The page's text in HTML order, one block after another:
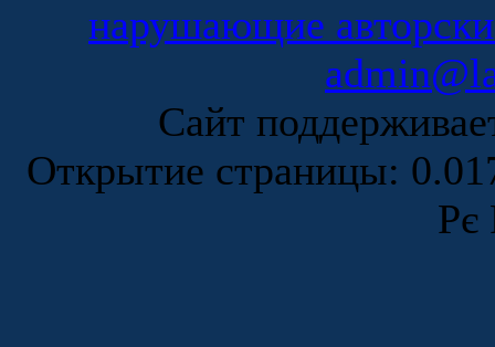
нарушающие
Сайт
Открытие страницы:
Рє